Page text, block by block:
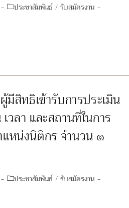
Postประชาสัมพันธ์ / รับสมัครงาน
มีสิทธิเข้ารับการประเมิน
ลา และสถานที่ในการ
หน่งนิติกร จำนวน ๑
Postประชาสัมพันธ์ / รับสมัครงาน